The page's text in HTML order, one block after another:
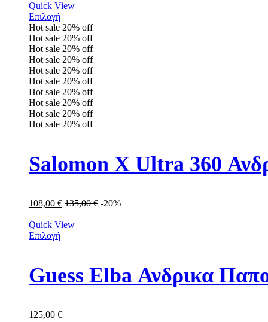
Quick View
Επιλογή
Hot sale 20% off
Hot sale 20% off
Hot sale 20% off
Hot sale 20% off
Hot sale 20% off
Hot sale 20% off
Hot sale 20% off
Hot sale 20% off
Hot sale 20% off
Hot sale 20% off
Salomon X Ultra 360
108,00 € 135,00€ -20%
Quick View
Επιλογή
Guess Elba Ανδρικα
125,00 €